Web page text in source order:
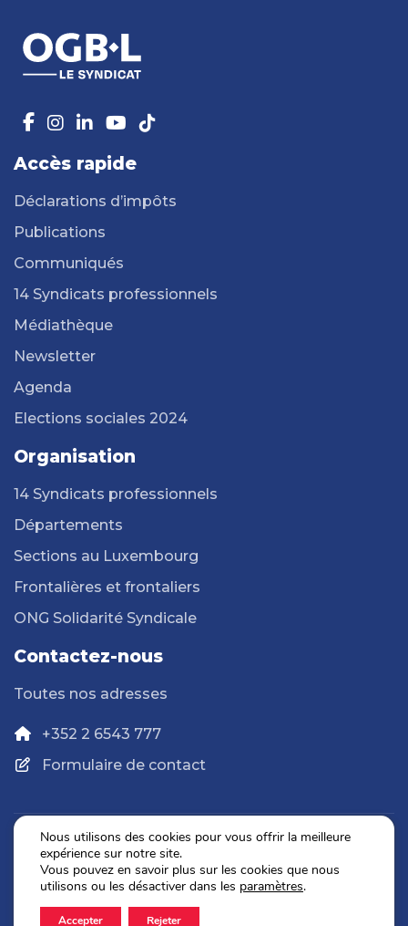
Accès rapide
Déclarations d’impôts
Publications
Communiqués
14 Syndicats professionnels
Médiathèque
Newsletter
Agenda
Elections sociales 2024
Organisation
14 Syndicats professionnels
Départements
Sections au Luxembourg
Frontalières et frontaliers
ONG Solidarité Syndicale
Contactez-nous
Toutes nos adresses
+352 2 6543 777
Formulaire de contact
Politique de confidentialité
Mentions légales
Nous utilisons des cookies pour vous offrir la meilleure
expérience sur notre site.
Vous pouvez en savoir plus sur les cookies que nous
utilisons ou les désactiver dans les paramètres.
Accepter Rejeter